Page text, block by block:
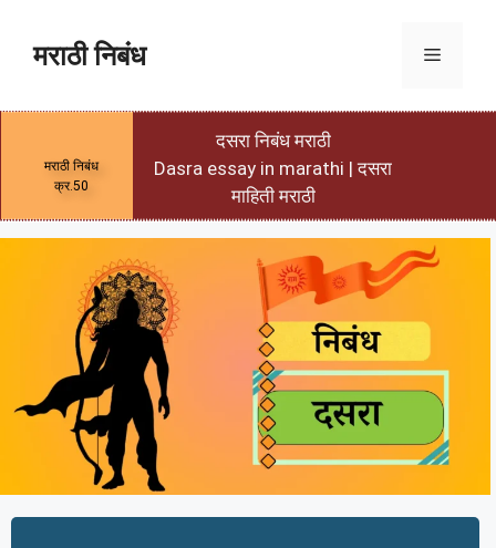
मराठी निबंध
मराठी निबंध
क्र.50
दसरा निबंध मराठी
Dasra essay in marathi | दसरा
माहिती मराठी